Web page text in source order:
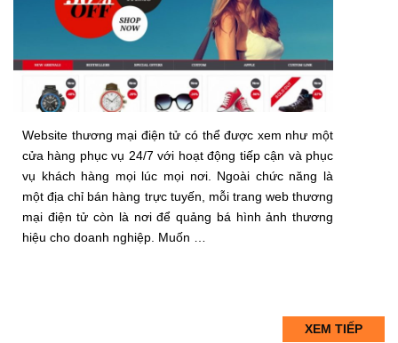
Website thương mại điện tử có thể được xem như một
cửa hàng phục vụ 24/7 với hoạt động tiếp cận và phục
vụ khách hàng mọi lúc mọi nơi. Ngoài chức năng là
một địa chỉ bán hàng trực tuyến, mỗi trang web thương
mại điện tử còn là nơi để quảng bá hình ảnh thương
hiệu cho doanh nghiệp. Muốn …
XEM TIẾP